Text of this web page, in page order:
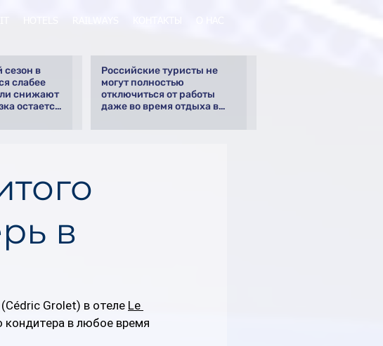
сезон в
слабее
снижают
остается
Российские туристы не
могут полностью
отключиться от работы
даже во время отдыха в
в
Grolet) в отеле Le
кондитера в любое время